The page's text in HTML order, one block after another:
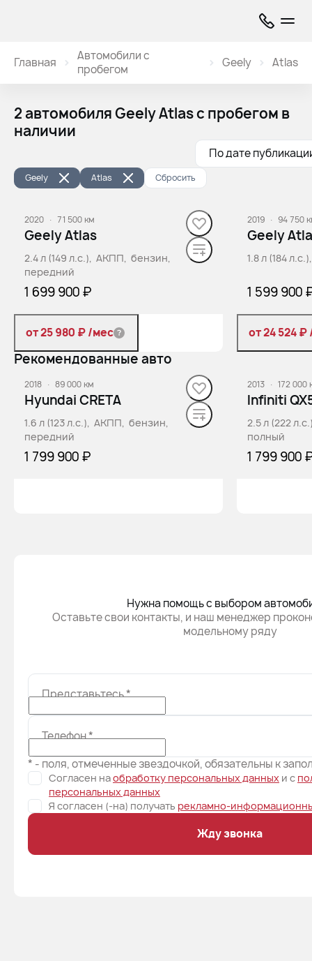
Главная
Автомобили с
пробегом
Geely Atlas
2 автомобиля Geely Atlas с пробегом в
наличии
Geely Atlas Сбросить
По дате
2020 · 71 500 км
Geely Atlas
2.4 л (149 л.с.), АКПП, бензин,
передний
1 699 900 ₽
от 25 980 ₽/мес
Забронировать
2019 · 94 750
Geely
1.8 л (184
1 599 900
от 24 524 ₽
Рекомендованные авто
2018 · 89 000 км
Hyundai CRETA
1.6 л (123 л.с.), АКПП, бензин,
передний
1 799 900 ₽
2013 · 172 000
Infiniti
2.5 л (222
полный
1 799 900
Нужна помощь с выбором
Оставьте свои контакты, и наш менеджер
модельному ряду
Представьтесь*
Телефон*
* - поля, отмеченные звездочкой, обязательны к
Согласен наобработку персональных данных и c
персональных данных
Я согласен (-на) получать рекламно-
Жду звонка